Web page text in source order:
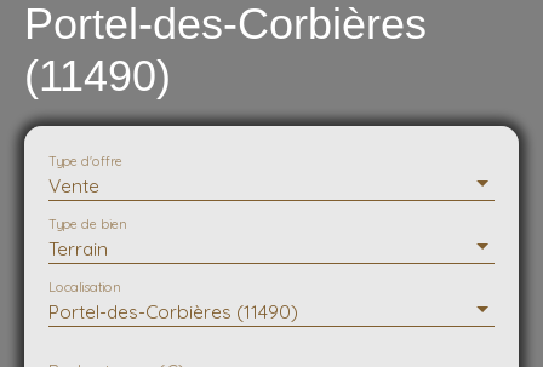
Portel-des-Corbières
(11490)
Vente
Type d'offre
Terrain
Type de bien
Portel-des-Corbières (11490)
Localisation